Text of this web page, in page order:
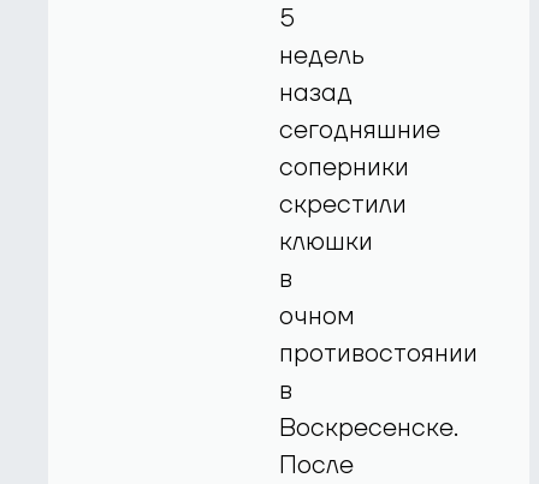
5
недель
назад
сегодняшние
соперники
скрестили
клюшки
в
очном
противостоянии
в
Воскресенске.
После